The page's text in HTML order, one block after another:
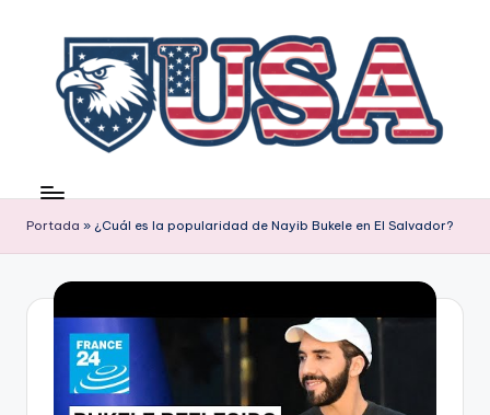
contenido
Portada » ¿Cuál es la popularidad de Nayib Bukele en El Salvador?